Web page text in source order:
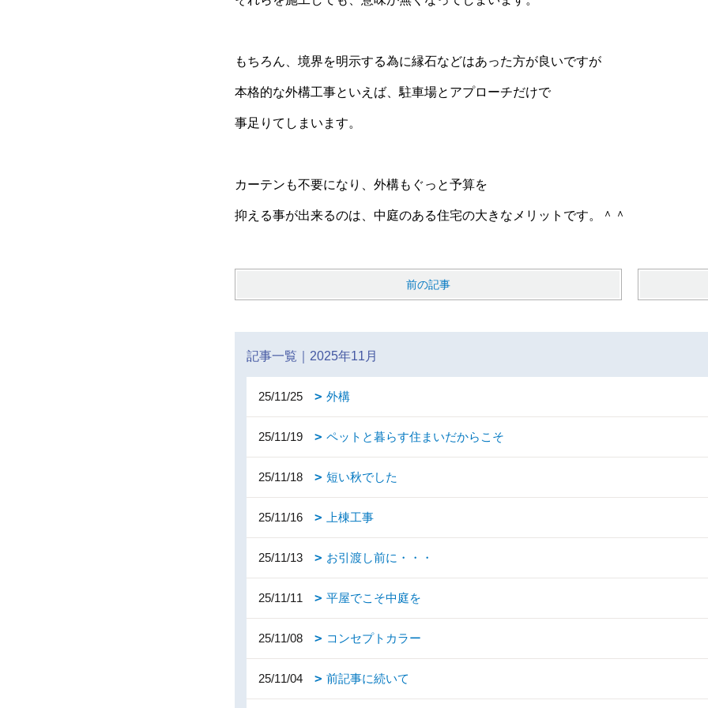
もちろん、境界を明示する為に縁石などはあった方が良いですが
本格的な外構工事といえば、駐車場とアプローチだけで
事足りてしまいます。
カーテンも不要になり、外構もぐっと予算を
抑える事が出来るのは、中庭のある住宅の大きなメリットです。＾＾
前の記事
記事一覧｜2025年11月
25/11/25 外構
25/11/19 ペットと暮らす住まいだからこそ
25/11/18 短い秋でした
25/11/16 上棟工事
25/11/13 お引渡し前に・・・
25/11/11 平屋でこそ中庭を
25/11/08 コンセプトカラー
25/11/04 前記事に続いて